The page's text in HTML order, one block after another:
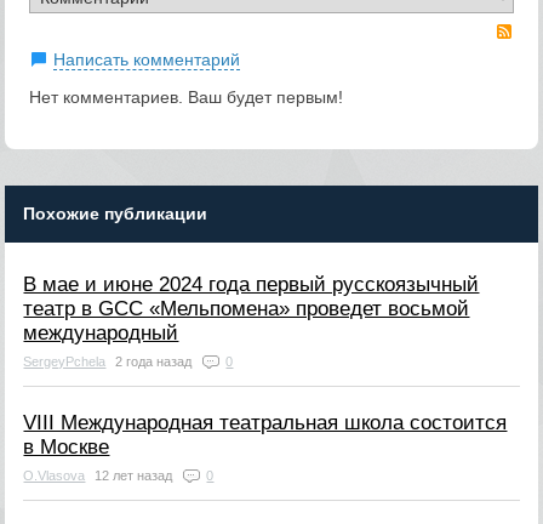
Написать комментарий
Нет комментариев. Ваш будет первым!
Похожие публикации
В мае и июне 2024 года первый русскоязычный
театр в GCC «Мельпомена» проведет восьмой
международный
SergeyPchela 2 года назад 0
VIII Международная театральная школа состоится
в Москве
O.Vlasova 12 лет назад 0